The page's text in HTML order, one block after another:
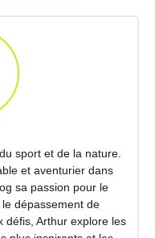
sport et de la nature.
et aventurier dans
sa passion pour le
dépassement de
défis, Arthur explore les